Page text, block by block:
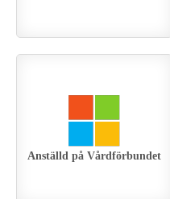
Anställd på Vårdförbundet